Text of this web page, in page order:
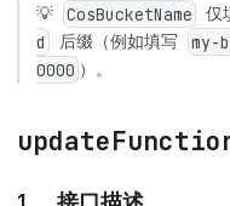
💡 CosBucketName 仅
d
后缀（例如填写 my-
0000 ）。